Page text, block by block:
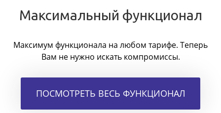
Максимальный функционал
Максимум функционала на любом тарифе. Теперь
Вам не нужно искать компромиссы.
ПОСМОТРЕТЬ ВЕСЬ ФУНКЦИОНАЛ